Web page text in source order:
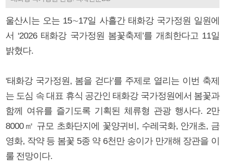
울산시는 오는 15∼17일 사흘간 태화강 국가정원 일원에
서 ‘2026 태화강 국가정원 봄꽃축제’를 개최한다고 11일
밝혔다.
‘태화강 국가정원, 봄을 걷다’를 주제로 열리는 이번 축제
는 도심 속 대표 휴식 공간인 태화강 국가정원에서 봄꽃과
함께 여유를 즐기도록 기획된 체류형 관광 행사다. 2만
8000㎡ 규모 초화단지에 꽃양귀비, 수레국화, 안개초, 금
영화, 작약 등 봄꽃 5종 약 6천만 송이가 만개해 장관을 이
룰 전망이다.